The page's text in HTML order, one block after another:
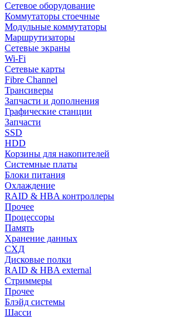
Сетевое оборудование
Коммутаторы стоечные
Модульные коммутаторы
Маршрутизаторы
Сетевые экраны
Wi-Fi
Сетевые карты
Fibre Channel
Трансиверы
Запчасти и дополнения
Графические станции
Запчасти
SSD
HDD
Корзины для накопителей
Системные платы
Блоки питания
Охлаждение
RAID & HBA контроллеры
Прочее
Процессоры
Память
Хранение данных
СХД
Дисковые полки
RAID & HBA external
Стриммеры
Прочее
Блэйд системы
Шасси